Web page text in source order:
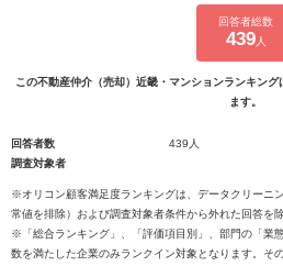
回答者総数
439人
この不動産仲介（売却）近畿・マンションランキン
ます。
回答者数
439人
調査対象者
※オリコン顧客満足度ランキングは、データクリーニ
常値を排除）および調査対象者条件から外れた回答を
※「総合ランキング」、「評価項目別」、部門の「業
数を満たした企業のみランクイン対象となります。そ